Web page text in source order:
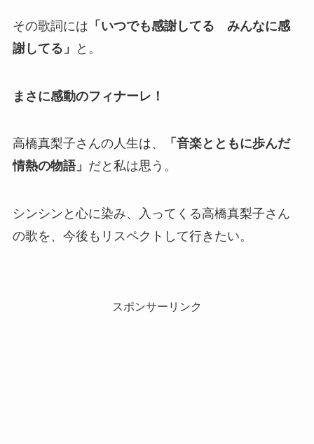
その歌詞には 「いつでも感謝してる みんなに感
謝してる」
と。
まさに感動のフィナーレ！
高橋真梨子さんの人生は、
「音楽とともに歩んだ
情熱の物語」 だと私は思う。
シンシンと心に染み、入ってくる高橋真梨子さん
の歌を、今後もリスペクトして行きたい。
スポンサーリンク